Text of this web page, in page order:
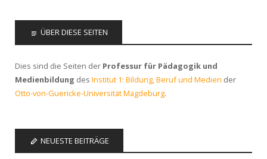
ÜBER DIESE SEITEN
Dies sind die Seiten der Professur für Pädagogik und
Medienbildung des Institut 1: Bildung, Beruf und Medien der
Otto-von-Guericke-Universität Magdeburg.
NEUESTE BEITRÄGE